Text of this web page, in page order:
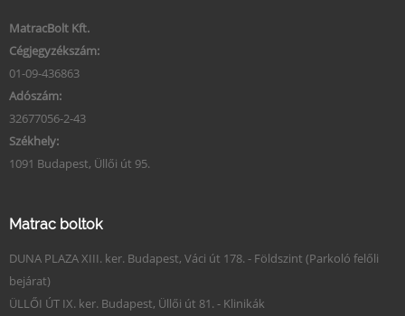
MatracBolt Kft.
Cégjegyzékszám:
01-09-436863
Adószám:
32677056-2-43
Székhely:
1091 Budapest, Üllői út 95.
Matrac boltok
DUNA PLAZA XIII. ker. Budapest, Váci út 178. - Földszint (Parkoló felőli
bejárat)
ÜLLŐI ÚT IX. ker. Budapest, Üllői út 81. - Klinikák